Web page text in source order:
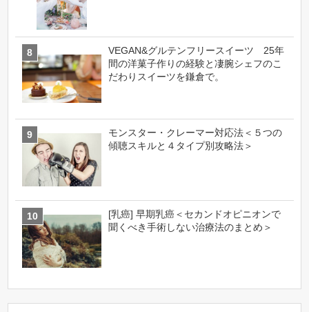
VEGAN&グルテンフリースイーツ 25年
間の洋菓子作りの経験と凄腕シェフのこ
だわりスイーツを鎌倉で。
モンスター・クレーマー対応法＜５つの
傾聴スキルと４タイプ別攻略法＞
[乳癌] 早期乳癌＜セカンドオピニオンで
聞くべき手術しない治療法のまとめ＞